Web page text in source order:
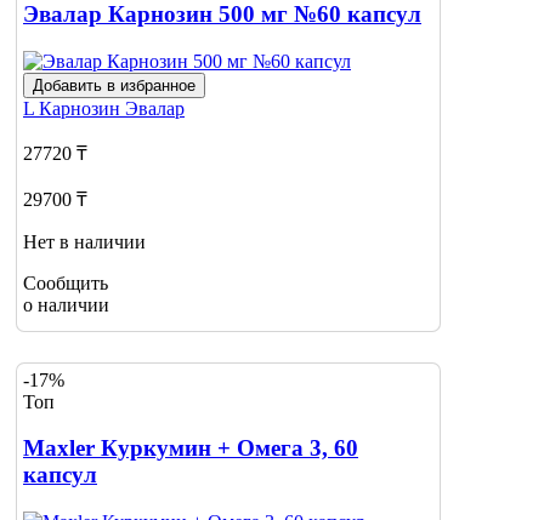
Эвалар Карнозин 500 мг №60 капсул
Добавить в избранное
L Карнозин Эвалар
27720 ₸
29700 ₸
Нет в наличии
Сообщить
о наличии
-17%
Топ
Maxler Куркумин + Омега 3, 60
капсул